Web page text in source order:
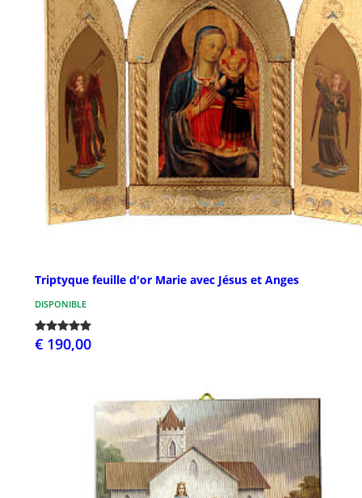
Triptyque feuille d'or Marie avec Jésus et Anges
DISPONIBLE
€ 190,00